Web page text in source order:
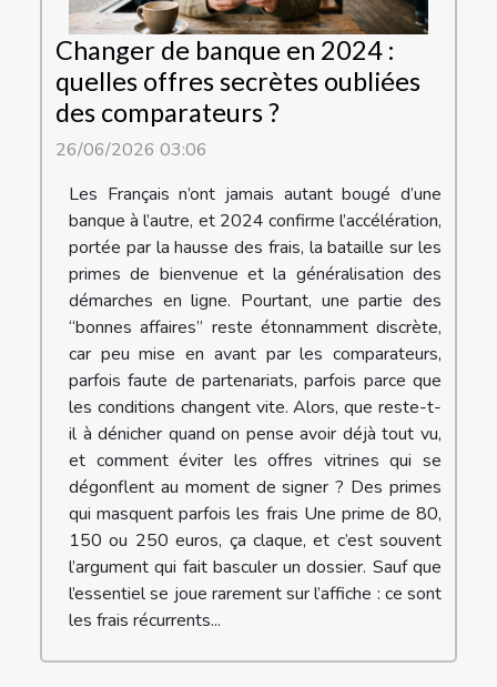
Changer de banque en 2024 :
quelles offres secrètes oubliées
des comparateurs ?
26/06/2026 03:06
Les Français n’ont jamais autant bougé d’une
banque à l’autre, et 2024 confirme l’accélération,
portée par la hausse des frais, la bataille sur les
primes de bienvenue et la généralisation des
démarches en ligne. Pourtant, une partie des
“bonnes affaires” reste étonnamment discrète,
car peu mise en avant par les comparateurs,
parfois faute de partenariats, parfois parce que
les conditions changent vite. Alors, que reste-t-
il à dénicher quand on pense avoir déjà tout vu,
et comment éviter les offres vitrines qui se
dégonflent au moment de signer ? Des primes
qui masquent parfois les frais Une prime de 80,
150 ou 250 euros, ça claque, et c’est souvent
l’argument qui fait basculer un dossier. Sauf que
l’essentiel se joue rarement sur l’affiche : ce sont
les frais récurrents...